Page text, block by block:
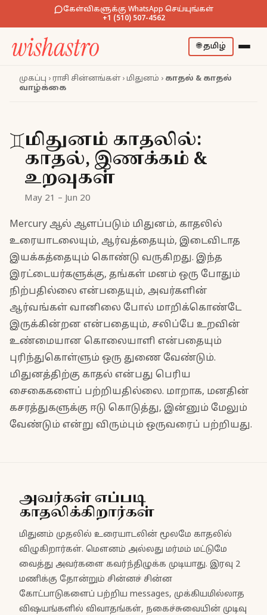
கேள்விகளுக்கு WhatsApp செய்யுங்கள்
+1 (510) 507-4562
🌐தமிழ்
முகப்பு ›ராசி சின்னங்கள்›மிதுனம் › காதல் & காதல்
வாழ்க்கை
♊மிதுனம் காதலில்:
காதல், இணக்கம் &
உறவுகள்
May 21 – Jun 20
Mercury ஆல் ஆளப்படும் மிதுனம், காதலில்
உரையாடலையும், ஆர்வத்தையும், இடைவிடாத
இயக்கத்தையும் கொண்டு வருகிறது. இந்த
இரட்டையர்களுக்கு, தங்கள் மனம் ஒரு போதும்
நிற்பதில்லை என்பதையும், அவர்களின்
ஆர்வங்கள் வானிலை போல் மாறிக்கொண்டே
இருக்கின்றன என்பதையும், சலிப்பே உறவின்
உண்மையான கொலையாளி என்பதையும்
புரிந்துகொள்ளும் ஒரு துணை வேண்டும்.
மிதுனத்திற்கு காதல் என்பது பெரிய
சைகைகளைப் பற்றியதில்லை. மாறாக, மனதின்
கசரத்துகளுக்கு ஈடு கொடுத்து, இன்னும் மேலும்
வேண்டும் என்று விரும்பும் ஒருவரைப் பற்றியது.
அவர்கள் எப்படி
காதலிக்கிறார்கள்
மிதுனம் முதலில் உரையாடலின் மூலமே காதலில்
விழுகிறார்கள். மௌனம் அல்லது மர்மம் மட்டுமே
வைத்து அவர்களை கவர்ந்திழுக்க முடியாது. இரவு 2
மணிக்கு தோன்றும் சின்னச் சின்ன
கோட்பாடுகளைப் பற்றிய messages, முக்கியமில்லாத
விஷயங்களில் விவாதங்கள், நகைச்சுவையின் முடிவு